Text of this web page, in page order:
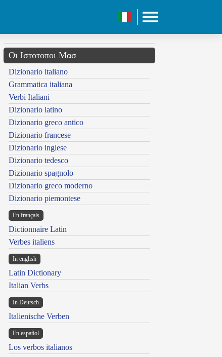
Οι Ιστοτοποι Μασ
Dizionario italiano
Grammatica italiana
Verbi Italiani
Dizionario latino
Dizionario greco antico
Dizionario francese
Dizionario inglese
Dizionario tedesco
Dizionario spagnolo
Dizionario greco moderno
Dizionario piemontese
En français
Dictionnaire Latin
Verbes italiens
In english
Latin Dictionary
Italian Verbs
In Deutsch
Italienische Verben
En español
Los verbos italianos